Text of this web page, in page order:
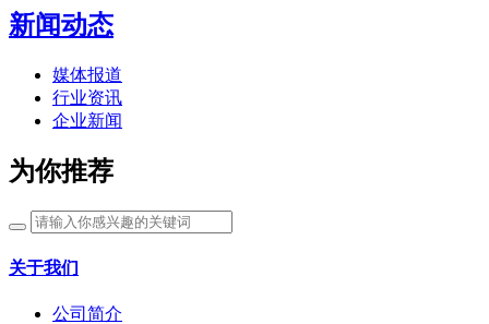
新闻动态
媒体报道
行业资讯
企业新闻
为你推荐
关于我们
公司简介